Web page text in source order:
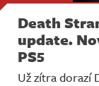
Death
update.
PS5
Už zítra dorazí